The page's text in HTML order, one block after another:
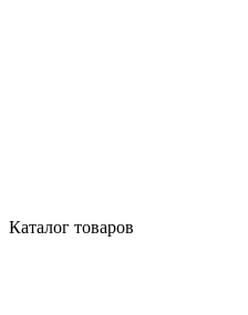
Каталог товаров